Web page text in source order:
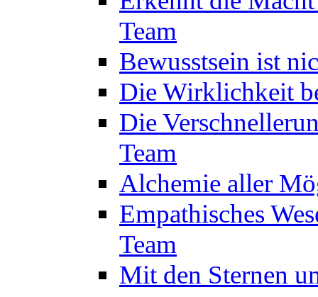
Team
Bewusstsein ist
Die Wirklichkeit
Die
Team
Alchemie aller
Empathisches
Team
Mit den Sternen